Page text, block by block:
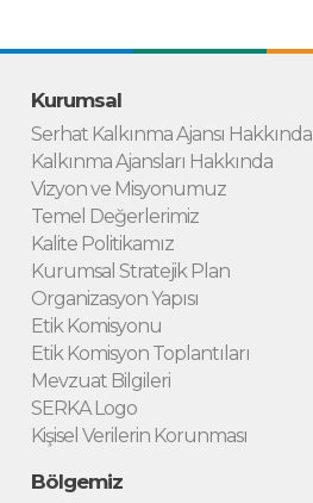
Kurumsal
Serhat Kalkınma Ajansı Hakkında
Kalkınma Ajansları Hakkında
Vizyon ve Misyonumuz
Temel Değerlerimiz
Kalite Politikamız
Kurumsal Stratejik Plan
Organizasyon Yapısı
Etik Komisyonu
Etik Komisyon Toplantıları
Mevzuat Bilgileri
SERKA Logo
Kişisel Verilerin Korunması
Bölgemiz